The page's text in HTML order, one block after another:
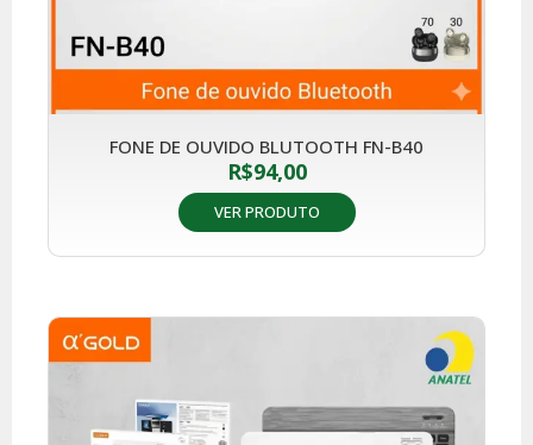
FONE DE OUVIDO BLUTOOTH FN-B40
R$94,00
VER PRODUTO